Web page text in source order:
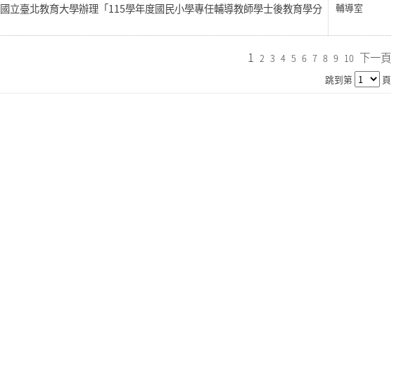
國立臺北教育大學辦理「115學年度國民小學專任輔導教師學士後教育學分
輔導室
1 2 3 4 5 6 7 8 9 10 下一頁
跳到第 頁